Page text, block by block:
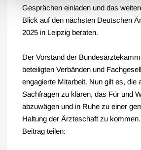
Gesprächen einladen und das
Blick auf den nächsten Deutschen
2025 in Leipzig beraten.
Der Vorstand der
beteiligten Verbänden und
engagierte Mitarbeit. Nun gilt es, die
Sachfragen zu klären, das Für und
abzuwägen und in Ruhe zu einer
Haltung der Ärzteschaft zu kommen.
Beitrag teilen: